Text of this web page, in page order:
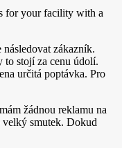
for your facility with a
zákazník.
to stojí za cenu údolí.
určitá poptávka. Pro
žádnou reklamu na
velký smutek. Dokud